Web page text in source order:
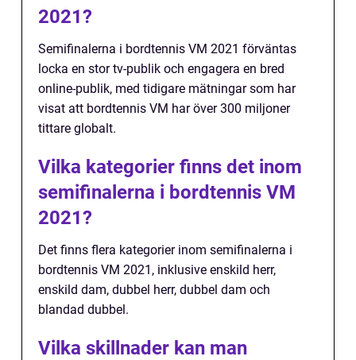
2021?
Semifinalerna i bordtennis VM 2021 förväntas
locka en stor tv-publik och engagera en bred
online-publik, med tidigare mätningar som har
visat att bordtennis VM har över 300 miljoner
tittare globalt.
Vilka kategorier finns det inom
semifinalerna i bordtennis VM
2021?
Det finns flera kategorier inom semifinalerna i
bordtennis VM 2021, inklusive enskild herr,
enskild dam, dubbel herr, dubbel dam och
blandad dubbel.
Vilka skillnader kan man